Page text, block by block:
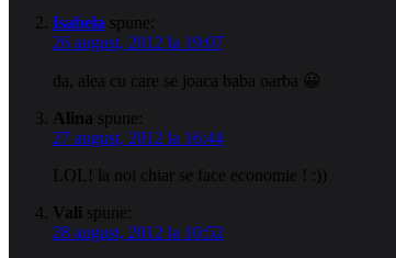
Isabela spune:
26 august, 2012 la 19:07
da, alea cu care se joaca baba oarba 😀
Alina spune:
27 august, 2012 la 16:44
LOL! la noi chiar se face economie ! :))
Vali spune:
28 august, 2012 la 10:52